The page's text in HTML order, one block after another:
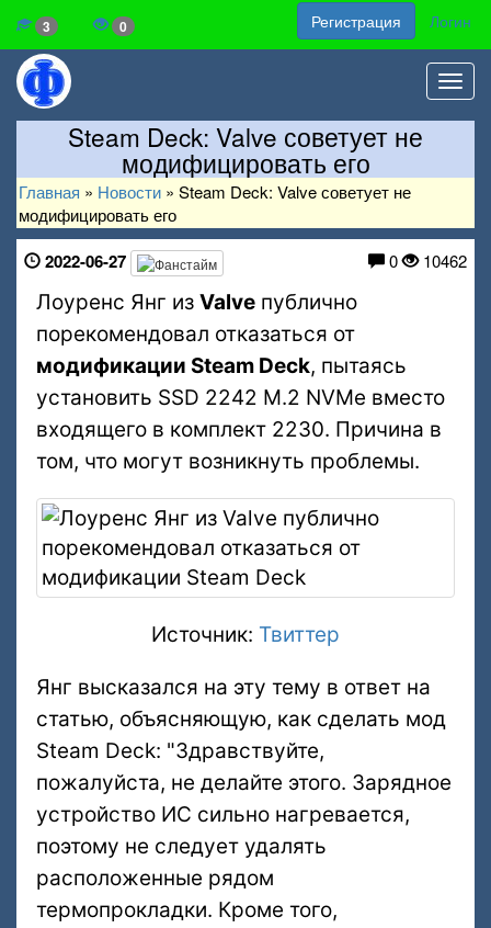
3 0 Регистрация Логин
Steam Deck: Valve советует не
модифицировать его
Главная » Новости » Steam Deck: Valve советует не
модифицировать его
2022-06-27 0 10462
Лоуренс Янг из Valve публично
порекомендовал отказаться от
модификации Steam Deck, пытаясь
установить SSD 2242 M.2 NVMe вместо
входящего в комплект 2230. Причина в
том, что могут возникнуть проблемы.
Источник: Твиттер
Янг высказался на эту тему в ответ на
статью, объясняющую, как сделать мод
Steam Deck: "Здравствуйте,
пожалуйста, не делайте этого. Зарядное
устройство ИС сильно нагревается,
поэтому не следует удалять
расположенные рядом
термопрокладки. Кроме того,